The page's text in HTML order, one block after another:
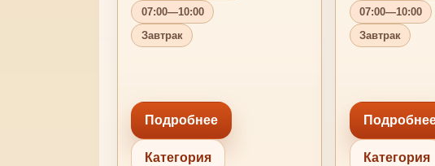
07:00—10:00
Завтрак
Подробнее
Категория
07:00—10:00
Завтрак
Категория